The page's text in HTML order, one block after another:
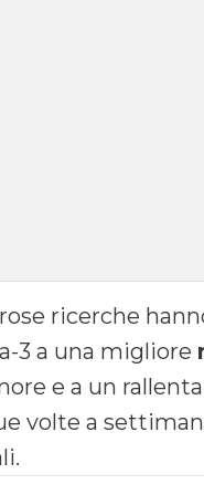
ricerche
3 a una migliore
e a un
volte a